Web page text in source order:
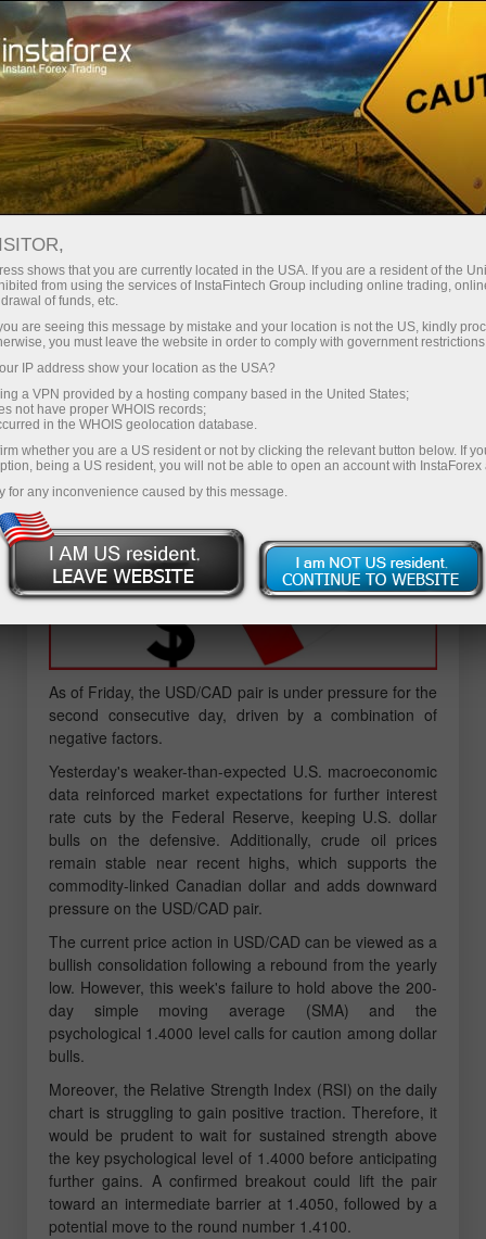
Para Operadores
16.05.2025 11:28 AM
USD/CAD. Analysis and Forecast
As of Friday, the USD/CAD pair is under pressure for the
second consecutive day, driven by a combination of
negative factors.
Yesterday's weaker-than-expected U.S. macroeconomic
data reinforced market expectations for further interest
rate cuts by the Federal Reserve, keeping U.S. dollar
bulls on the defensive. Additionally, crude oil prices
remain stable near recent highs, which supports the
commodity-linked Canadian dollar and adds downward
pressure on the USD/CAD pair.
The current price action in USD/CAD can be viewed as a
bullish consolidation following a rebound from the yearly
low. However, this week's failure to hold above the 200-
day simple moving average (SMA) and the
psychological 1.4000 level calls for caution among dollar
bulls.
Moreover, the Relative Strength Index (RSI) on the daily
chart is struggling to gain positive traction. Therefore, it
would be prudent to wait for sustained strength above
the key psychological level of 1.4000 before anticipating
further gains. A confirmed breakout could lift the pair
toward an intermediate barrier at 1.4050, followed by a
potential move to the round number 1.4100.
shows that you are currently located in the USA. If you are a resident of the
from using the services of InstaFintech Group including online trading,
of funds, etc.
are seeing this message by mistake and your location is not the US, kindly
you must leave the website in order to comply with government
IP address show your location as the USA?
a VPN provided by a hosting company based in the United States;
not have proper WHOIS records;
in the WHOIS geolocation database.
whether you are a US resident or not by clicking the relevant button below. If
being a US resident, you will not be able to open an account with InstaForex
for any inconvenience caused by this message.